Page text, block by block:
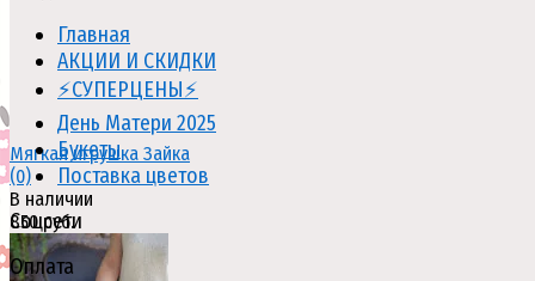
Мягкая игрушка Зайка
(0)
В наличии
850 руб.
Главная
АКЦИИ И СКИДКИ
⚡СУПЕРЦЕНЫ⚡
День Матери 2025
Букеты
Поставка цветов
Соцсети
Оплата